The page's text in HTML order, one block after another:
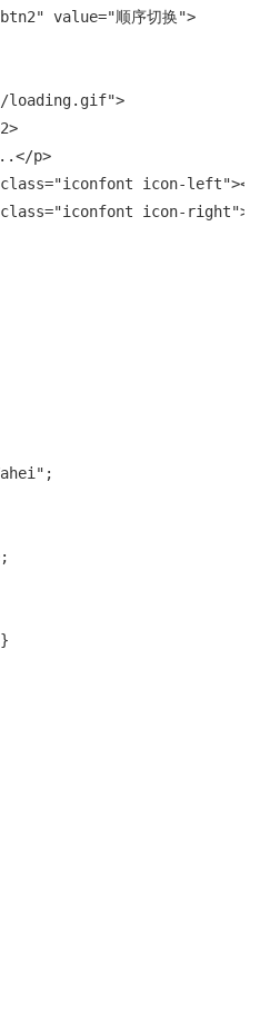
value="顺序切换">
loading.gif">
p>
class="iconfont icon-left"></
icon-